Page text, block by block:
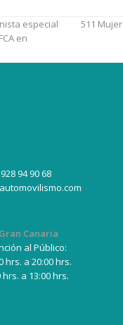
especial
en
511
94 90 68
Canaria
al Público:
hrs. a 20:00 hrs.
hrs. a 13:00 hrs.